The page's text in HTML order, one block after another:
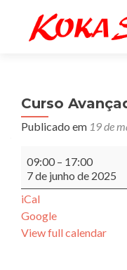
Curso
Publicado em 19 de
Avançado
Presencial
09:00 – 17:00
7 de junho de 2025
iCal
Google
View full calendar